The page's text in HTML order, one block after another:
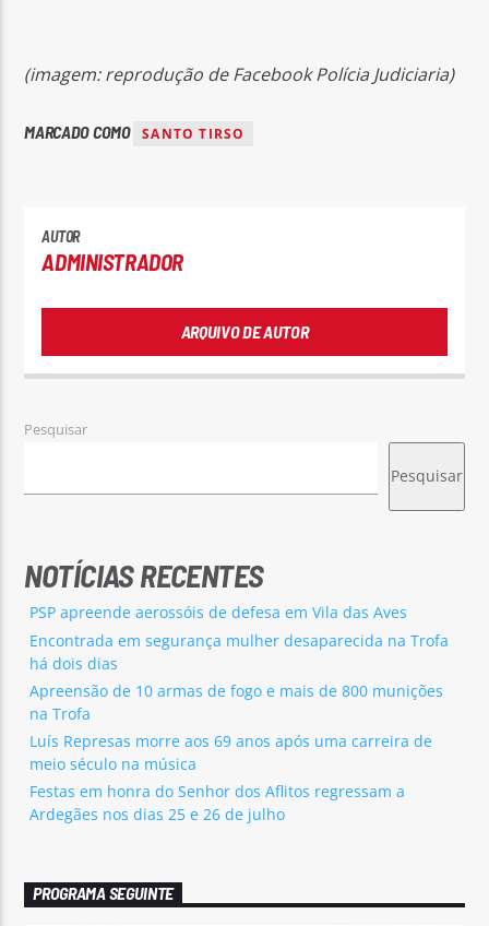
(imagem: reprodução de Facebook Polícia Judiciaria)
MARCADO COMO SANTO TIRSO
AUTOR
ADMINISTRADOR
ARQUIVO DE AUTOR
Pesquisar
Pesquisar
NOTÍCIAS RECENTES
PSP apreende aerossóis de defesa em Vila das Aves
Encontrada em segurança mulher desaparecida na Trofa
há dois dias
Apreensão de 10 armas de fogo e mais de 800 munições
na Trofa
Luís Represas morre aos 69 anos após uma carreira de
meio século na música
Festas em honra do Senhor dos Aflitos regressam a
Ardegães nos dias 25 e 26 de julho
PROGRAMA SEGUINTE